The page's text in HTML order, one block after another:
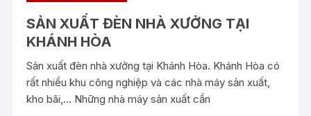
SẢN XUẤT ĐÈN NHÀ XƯỞNG TẠI
KHÁNH HÒA
Sản xuất đèn nhà xưởng tại Khánh Hòa. Khánh Hòa có
rất nhiều khu công nghiệp và các nhà máy sản xuất,
kho bãi,… Những nhà máy sản xuất cần